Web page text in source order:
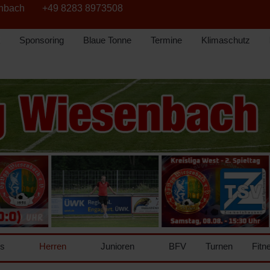
+49 8283 8973508
Sponsoring Blaue Tonne Termine Klimaschutz
Herren Junioren BFV Turnen